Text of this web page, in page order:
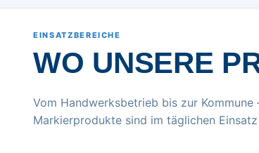
EINSATZBEREICHE
WO UNSERE
Vom Handwerksbetrieb bis zur Kommune
Markierprodukte sind im täglichen